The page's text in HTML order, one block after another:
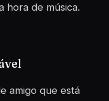
hora de música.
amigo que está